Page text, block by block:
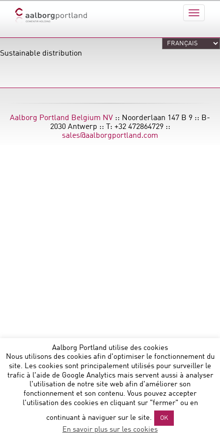
Sustainable distribution
Aalborg Portland utilise des cookies
Nous utilisons des cookies afin d'optimiser le fonctionnement du
site. Les cookies sont principalement utilisés pour surveiller le
trafic à l'aide de Google Analytics mais servent aussi à analyser
l'utilisation de notre site web afin d'améliorer son
fonctionnement et son contenu. Vous pouvez accepter
l'utilisation des cookies en cliquant sur "fermer" ou en
continuant à naviguer sur le site. OK
En savoir plus sur les cookies
Aalborg Portland Belgium NV :: Noorderlaan 147 B 9 :: B-
2030 Antwerp :: T: +32 472864729 ::
sales@aalborgportland.com